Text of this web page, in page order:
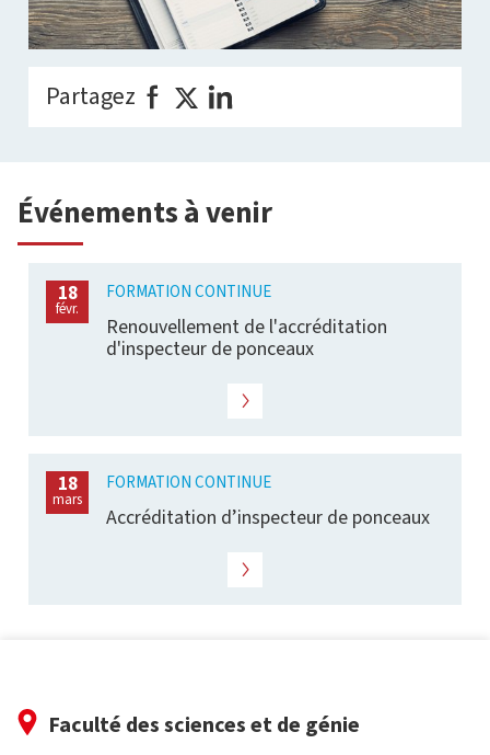
Partagez
Événements à venir
18
févr.
FORMATION CONTINUE
Renouvellement de l'accréditation
d'inspecteur de ponceaux
18
mars
FORMATION CONTINUE
Accréditation d’inspecteur de ponceaux
Faculté des sciences et de génie